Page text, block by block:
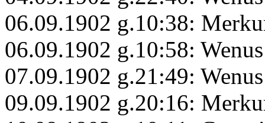
06.09.1902 g.10:38:
06.09.1902 g.10:58:
07.09.1902 g.21:49:
09.09.1902 g.20:16: